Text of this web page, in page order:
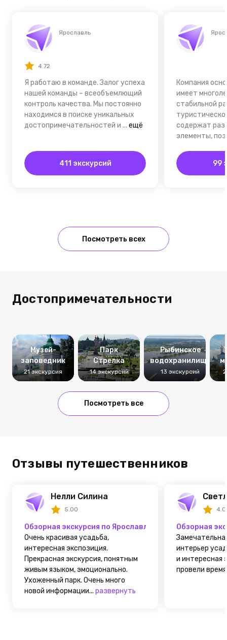
Ярославль
4.72
Я работаю в команде. Залог успеха
нашей команды – всеобъемлющий
контроль качества. Мы постоянно
находимся в поиске уникальных
достопримечательностей и ... ещё
411 экскурсий
Компания
имеет
стабильной
содержат
элементы,
99
Посмотреть всех
Достопримечательности
Музей-
заповедник
21 экскурсия
Парк
Стрелка
14 экскурсий
Рыбинское
водохранилище
13 экскурсий
Посмотреть все
Отзывы путешественников
Нелли Силина
5.00
Обзорная экскурсия по Ярославлю и посещение
Очень красивая усадьба,
интересная экспозиция.
Прекрасная экскурсия, понятным
живым языком, эмоционально.
Ухоженный парк. Очень много
новой информации... развернуть
Обзорная
интерьер
и интересная
провели